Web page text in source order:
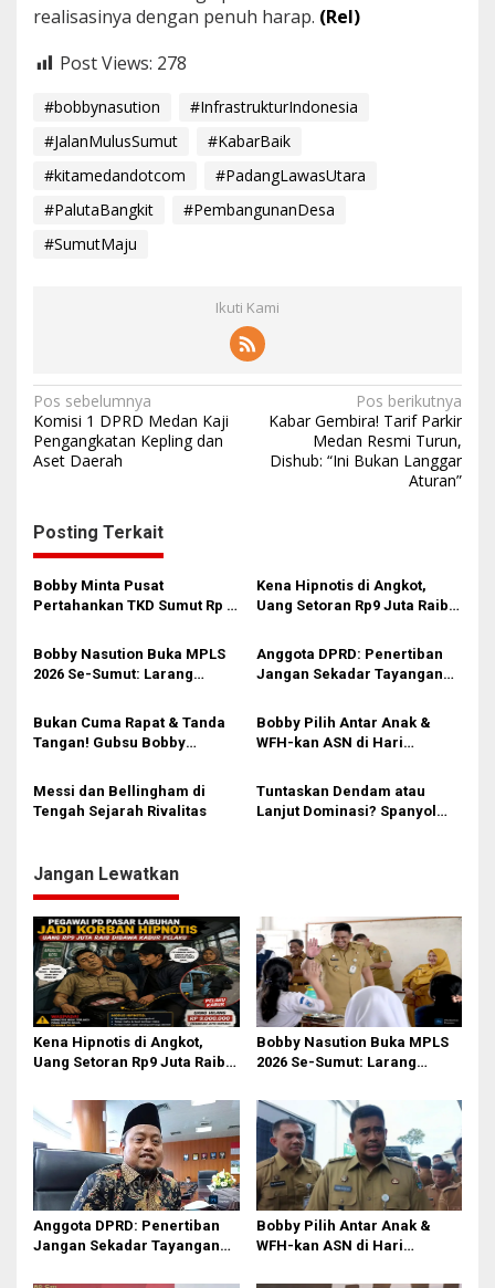
realisasinya dengan penuh harap. (Rel)
Post Views: 278
#bobbynasution
#InfrastrukturIndonesia
#JalanMulusSumut
#KabarBaik
#kitamedandotcom
#PadangLawasUtara
#PalutaBangkit
#PembangunanDesa
#SumutMaju
Ikuti Kami
N
a
v
g
a
s
p
o
s
Pos sebelumnya
Komisi 1 DPRD Medan Kaji
Pengangkatan Kepling dan
Aset Daerah
Pos berikutnya
Kabar Gembira! Tarif Parkir
Medan Resmi Turun,
Dishub: “Ini Bukan Langgar
Aturan”
Posting Terkait
Bobby Minta Pusat
Pertahankan TKD Sumut Rp 6
Kena Hipnotis di Angkot,
Uang Setoran Rp9 Juta Raib
Petugas PUD Medan
Memprihatinkan
Bobby Nasution Buka MPLS
2026 Se-Sumut: Larang
Hormati Guru dan Orang Tua
Anggota DPRD: Penertiban
Jangan Sekadar Tayangan
Nyata pada PAD
Bukan Cuma Rapat & Tanda
Tangan! Gubsu Bobby
Komite Sekolah, Minta
Kadisdik Awasi Ketat!
Bobby Pilih Antar Anak &
WFH-kan ASN di Hari
Berhati yang Guncang
Birokrasi!
Messi dan Bellingham di
Tengah Sejarah Rivalitas
Tuntaskan Dendam atau
Lanjut Dominasi? Spanyol
Jangan Lewatkan
Kena Hipnotis di Angkot,
Uang Setoran Rp9 Juta Raib
Petugas PUD Medan
Memprihatinkan
Bobby Nasution Buka MPLS
2026 Se-Sumut: Larang
Hormati Guru dan Orang Tua
Anggota DPRD: Penertiban
Jangan Sekadar Tayangan
Bobby Pilih Antar Anak &
WFH-kan ASN di Hari